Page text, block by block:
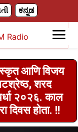
ಕನ್ನಡ
Radio
आणि विजय
शरद
२०२६. काल
दिवस होता. !!